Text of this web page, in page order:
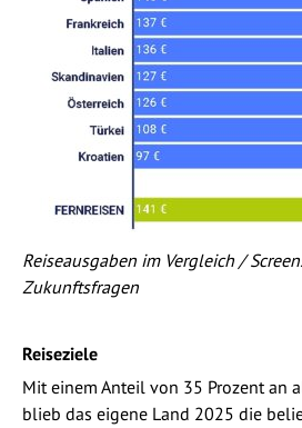
Reiseausgaben im Vergleich /
Zukunftsfragen
Reiseziele
Mit einem Anteil von 35 Prozent an
blieb das eigene Land 2025 die